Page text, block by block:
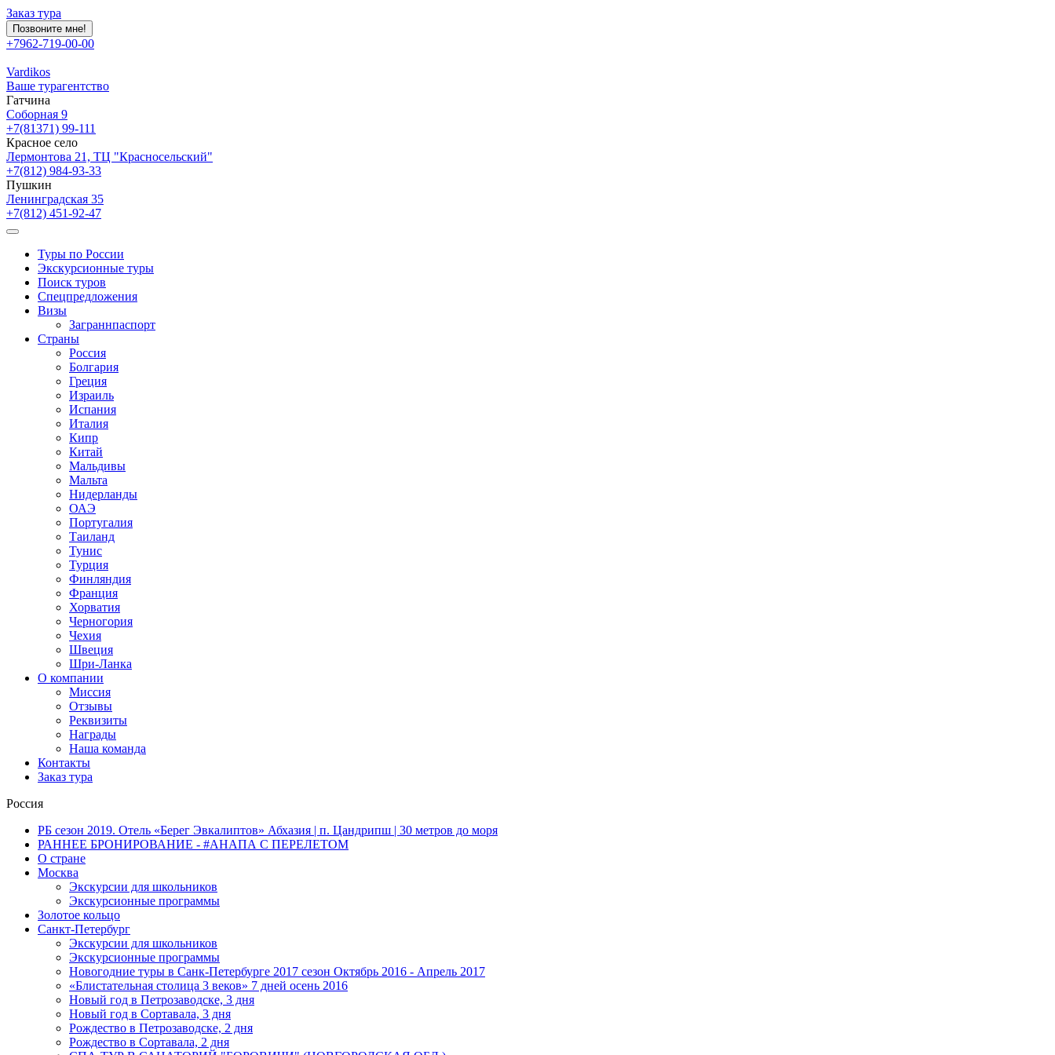
Заказ тура
Позвоните мне!
+7962-719-00-00
Vardikos
Ваше турагентство
Гатчина
Соборная 9
+7(81371) 99-111
Красное село
Лермонтова 21, ТЦ "Красносельский"
+7(812) 984-93-33
Пушкин
Ленинградская 35
+7(812) 451-92-47
Туры по России
Экскурсионные туры
Поиск туров
Спецпредложения
Визы
Заграннпаспорт
Страны
Россия
Болгария
Греция
Израиль
Испания
Италия
Кипр
Китай
Мальдивы
Мальта
Нидерланды
ОАЭ
Португалия
Таиланд
Тунис
Турция
Финляндия
Франция
Хорватия
Черногория
Чехия
Швеция
Шри-Ланка
О компании
Миссия
Отзывы
Реквизиты
Награды
Наша команда
Контакты
Заказ тура
Россия
РБ сезон 2019. Отель «Берег Эвкалиптов» Абхазия | п. Цандрипш | 30 метров до моря
РАННЕЕ БРОНИРОВАНИЕ - #АНАПА С ПЕРЕЛЕТОМ
О стране
Москва
Экскурсии для школьников
Экскурсионные программы
Золотое кольцо
Санкт-Петербург
Экскурсии для школьников
Экскурсионные программы
Новогодние туры в Санк-Петербурге 2017 сезон Октябрь 2016 - Апрель 2017
«Блистательная столица 3 веков» 7 дней осень 2016
Новый год в Петрозаводске, 3 дня
Новый год в Сортавала, 3 дня
Рождество в Петрозаводске, 2 дня
Рождество в Сортавала, 2 дня